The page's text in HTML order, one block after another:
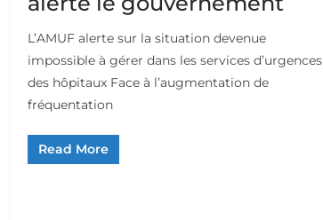
L’AMUF alerte sur la situation devenue
impossible à gérer dans les services d’urgences
des hôpitaux Face à l’augmentation de
fréquentation
Read More